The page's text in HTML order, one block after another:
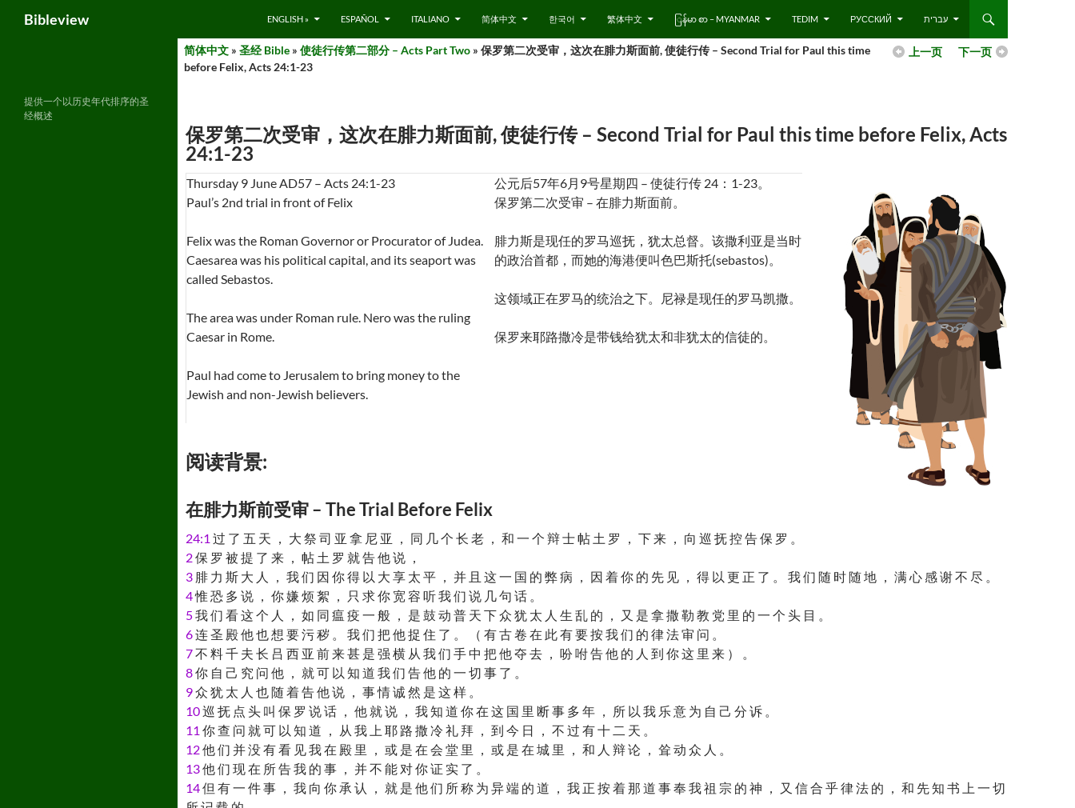
Bibleview ENGLISH » ESPAÑOL ITALIANO 简体中文 한국어 繁体中文 ြန်မာ စာ – MYANMAR TEDIM РУССКИЙ עברית
下一页
上一页
简体中文 » 圣经 Bible » 使徒行传第二部分 – Acts Part Two » 保罗第二次受审，这次在腓力斯面前, 使徒行传 – Second Trial for Paul this time
before Felix, Acts 24:1-23
保罗第二次受审，这次在腓力斯面前, 使徒行传 – Second Trial for Paul this time before Felix, Acts
24:1-23
Thursday 9 June AD57 – Acts 24:1-23
Paul’s 2nd trial in front of Felix
Felix was the Roman Governor or Procurator of Judea.
Caesarea was his political capital, and its seaport was
called Sebastos.
The area was under Roman rule. Nero was the ruling
Caesar in Rome.
Paul had come to Jerusalem to bring money to the
Jewish and non-Jewish believers.
公元后57年6月9号星期四 – 使徒行传 24：1-23。
保罗第二次受审 – 在腓力斯面前。
腓力斯是现任的罗马巡抚，犹太总督。该撒利亚是当时
的政治首都，而她的海港便叫色巴斯托(sebastos)。
这领域正在罗马的统治之下。尼禄是现任的罗马凯撒。
保罗来耶路撒冷是带钱给犹太和非犹太的信徒的。
阅读背景:
在腓力斯前受审 – The Trial Before Felix
24:1 过 了 五 天 ， 大 祭 司 亚 拿 尼 亚 ， 同 几 个 长 老 ， 和 一 个 辩 士 帖 土 罗 ， 下 来 ， 向 巡 抚 控 告 保 罗 。
2保 罗 被 提 了 来 ， 帖 土 罗 就 告 他 说 ，
3 腓 力 斯 大 人 ， 我 们 因 你 得 以 大 享 太 平 ， 并 且 这 一 国 的 弊 病 ， 因 着 你 的 先 见 ， 得 以 更 正 了 。 我 们 随 时 随 地 ， 满 心 感 谢 不 尽 。
4惟 恐 多 说 ， 你 嫌 烦 絮 ， 只 求 你 宽 容 听 我 们 说 几 句 话 。
5我 们 看 这 个 人 ， 如 同 瘟 疫 一 般 ， 是 鼓 动 普 天 下 众 犹 太 人 生 乱 的 ， 又 是 拿 撒 勒 教 党 里 的 一 个 头 目 。
6连 圣 殿 他 也 想 要 污 秽 。 我 们 把 他 捉 住 了 。 （ 有 古 卷 在 此 有 要 按 我 们 的 律 法 审 问 。
7不 料 千 夫 长 吕 西 亚 前 来 甚 是 强 横 从 我 们 手 中 把 他 夺 去 ， 吩 咐 告 他 的 人 到 你 这 里 来 ） 。
8你 自 己 究 问 他 ， 就 可 以 知 道 我 们 告 他 的 一 切 事 了 。
9众 犹 太 人 也 随 着 告 他 说 ， 事 情 诚 然 是 这 样 。
10巡 抚 点 头 叫 保 罗 说 话 ， 他 就 说 ， 我 知 道 你 在 这 国 里 断 事 多 年 ， 所 以 我 乐 意 为 自 己 分 诉 。
11 你 查 问 就 可 以 知 道 ， 从 我 上 耶 路 撒 冷 礼 拜 ， 到 今 日 ， 不 过 有 十 二 天 。
12他 们 并 没 有 看 见 我 在 殿 里 ， 或 是 在 会 堂 里 ， 或 是 在 城 里 ， 和 人 辩 论 ， 耸 动 众 人 。
13他 们 现 在 所 告 我 的 事 ， 并 不 能 对 你 证 实 了 。
14但 有 一 件 事 ， 我 向 你 承 认 ， 就 是 他 们 所 称 为 异 端 的 道 ， 我 正 按 着 那 道 事 奉 我 祖 宗 的 神 ， 又 信 合 乎 律 法 的 ， 和 先 知 书 上 一 切
提供一个以历史年代排序的圣
经概述